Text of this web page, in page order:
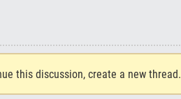
this discussion, create a new thread.